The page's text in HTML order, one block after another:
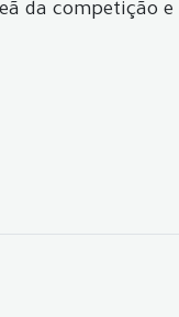
da competição